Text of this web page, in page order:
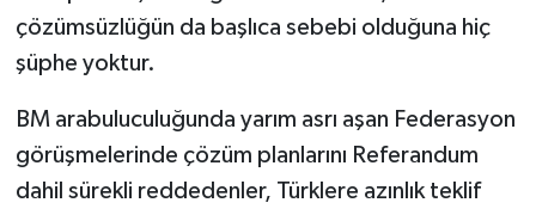
çözümsüzlüğün da başlıca sebebi olduğuna hiç
şüphe yoktur.
BM arabuluculuğunda yarım asrı aşan Federasyon
görüşmelerinde çözüm planlarını Referandum
dahil sürekli reddedenler, Türklere azınlık teklif